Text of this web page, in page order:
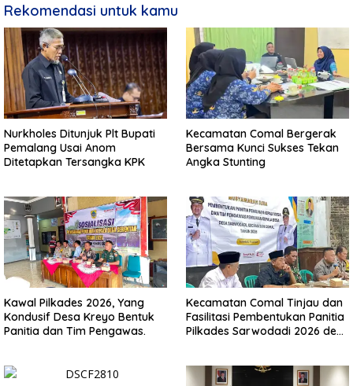
Rekomendasi untuk kamu
Nurkholes Ditunjuk Plt Bupati
Pemalang Usai Anom
Ditetapkan Tersangka KPK
Kecamatan Comal Bergerak
Bersama Kunci Sukses Tekan
Angka Stunting
Kawal Pilkades 2026, Yang
Kondusif Desa Kreyo Bentuk
Panitia dan Tim Pengawas.
Kecamatan Comal Tinjau dan
Fasilitasi Pembentukan Panitia
Pilkades Sarwodadi 2026 demi